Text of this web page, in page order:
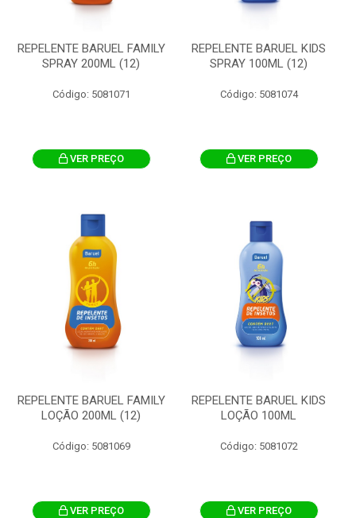
REPELENTE BARUEL FAMILY
SPRAY 200ML (12)
Código: 5081071
VER PREÇO
REPELENTE BARUEL KIDS
SPRAY 100ML (12)
Código: 5081074
VER PREÇO
REPELENTE BARUEL FAMILY
LOÇÃO 200ML (12)
Código: 5081069
VER PREÇO
REPELENTE BARUEL KIDS
LOÇÃO 100ML
Código: 5081072
VER PREÇO